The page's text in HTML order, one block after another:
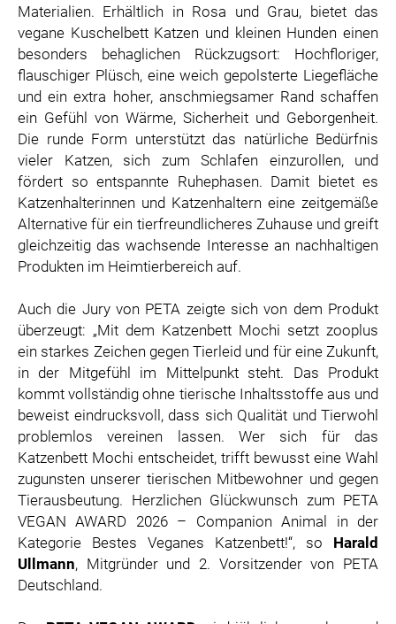
Materialien. Erhältlich in Rosa und Grau, bietet das
vegane Kuschelbett Katzen und kleinen Hunden einen
besonders behaglichen Rückzugsort: Hochfloriger,
flauschiger Plüsch, eine weich gepolsterte Liegefläche
und ein extra hoher, anschmiegsamer Rand schaffen
ein Gefühl von Wärme, Sicherheit und Geborgenheit.
Die runde Form unterstützt das natürliche Bedürfnis
vieler Katzen, sich zum Schlafen einzurollen, und
fördert so entspannte Ruhephasen. Damit bietet es
Katzenhalterinnen und Katzenhaltern eine zeitgemäße
Alternative für ein tierfreundlicheres Zuhause und greift
gleichzeitig das wachsende Interesse an nachhaltigen
Produkten im Heimtierbereich auf.
Auch die Jury von PETA zeigte sich von dem Produkt
überzeugt: „Mit dem Katzenbett Mochi setzt zooplus
ein starkes Zeichen gegen Tierleid und für eine Zukunft,
in der Mitgefühl im Mittelpunkt steht. Das Produkt
kommt vollständig ohne tierische Inhaltsstoffe aus und
beweist eindrucksvoll, dass sich Qualität und Tierwohl
problemlos vereinen lassen. Wer sich für das
Katzenbett Mochi entscheidet, trifft bewusst eine Wahl
zugunsten unserer tierischen Mitbewohner und gegen
Tierausbeutung. Herzlichen Glückwunsch zum PETA
VEGAN AWARD 2026 – Companion Animal in der
Kategorie Bestes Veganes Katzenbett!“, so Harald
Ullmann, Mitgründer und 2. Vorsitzender von PETA
Deutschland.